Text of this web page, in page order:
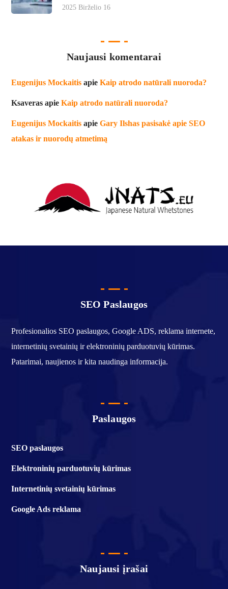
2025 Birželio 16
Naujausi komentarai
Eugenijus Mockaitis apieKaip atrodo natūrali nuoroda?
Ksaveras apieKaip atrodo natūrali nuoroda?
Eugenijus Mockaitis apieGary Ilshas pasisakė apie SEO
atakas ir nuorodų atmetimą
SEO Paslaugos
Profesionalios SEO paslaugos, Google ADS, reklama internete,
internetinių svetainių ir elektroninių parduotuvių kūrimas.
Patarimai, naujienos ir kita naudinga informacija.
Paslaugos
SEO paslaugos
Elektroninių parduotuvių kūrimas
Internetinių svetainių kūrimas
Google Ads reklama
Naujausi įrašai